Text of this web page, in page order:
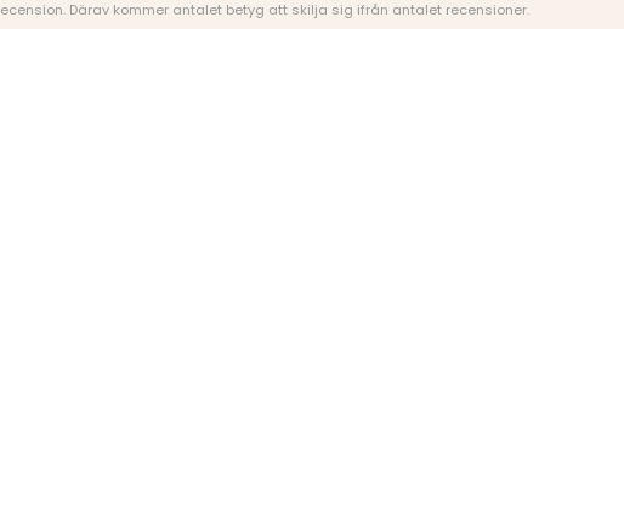
Därav kommer antalet betyg att skilja sig ifrån antalet recensioner.